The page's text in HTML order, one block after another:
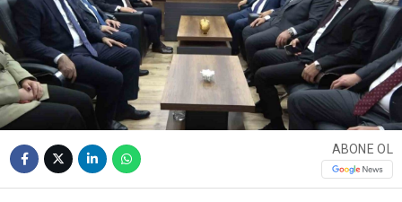
ABONE OL